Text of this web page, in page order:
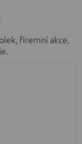
firemní akce,